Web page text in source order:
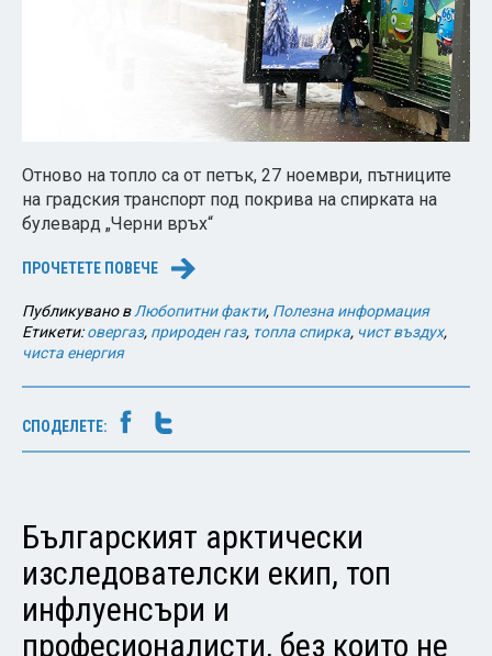
Отново на топло са от петък, 27 ноември, пътниците
на градския транспорт под покрива на спирката на
булевард „Черни връх“
ПРОЧЕТЕТЕ ПОВЕЧЕ →
Публикувано вЛюбопитни факти, Полезна информация
Етикети:овергаз, природен газ, топла спирка, чист въздух,
чиста енергия
СПОДЕЛЕТЕ:
Българският арктически
изследователски екип, топ
инфлуенсъри и
професионалисти, без които не